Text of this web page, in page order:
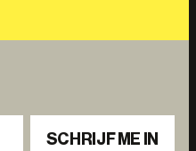
SCHRIJF ME IN